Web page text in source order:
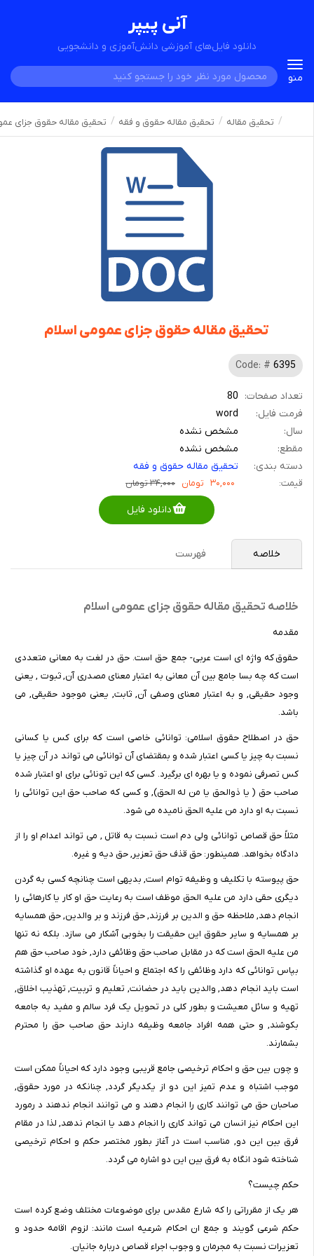
آنی پیپر
دانلود فایل‌های آموزشی دانش‌آموزی و دانشجویی
Toggle
navigation
منو
تحقیق مقاله تحقیق مقاله حقوق و فقه تحقیق مقاله حقوق جزای
تحقیق مقاله حقوق جزای عمومی اسلام
Code: # 6395
تعداد صفحات: 80
فرمت فایل:
word
سال:
مشخص نشده
مقطع:
مشخص نشده
دسته بندی:
تحقیق مقاله حقوق و فقه
قیمت: ۳۰,۰۰۰ تومان ۳۴,۰۰۰ تومان
دانلود فایل
خلاصه فهرست
خلاصه تحقیق مقاله حقوق جزای عمومی اسلام
مقدمه
حقوق که واژه ای است عربی- جمع حق است. حق در لغت به معانی متعددی
است که چه بسا جامع بین آن معانی به اعتبار معنای مصدری آن, ثبوت , یعنی
وجود حقیقی, و به اعتبار معنای وصفی آن, ثابت, یعنی موجود حقیقی, می
باشد.
حق در اصطلاح حقوق اسلامی: توانائی خاصی است که برای کس یا کسانی
نسبت به چیز یا کسی اعتبار شده و بمقتضای آن توانائی می تواند در آن چیز یا
کس تصرفی نموده و یا بهره ای برگیرد. کسی که این تونائی برای او اعتبار شده
صاحب حق ( یا ذوالحق یا من له الحق), و کسی که صاحب حق این توانائی را
نسبت به او دارد من علیه الحق نامیده می شود.
مثلاً حق قصاص توانائی ولی دم است نسبت به قاتل , می تواند اعدام او را از
دادگاه بخواهد. همینطور: حق قذف حق تعزیر, حق دیه و غیره.
حق پیوسته با تکلیف و وظیفه توام است, بدیهی است چنانچه کسی به گردن
دیگری حقی دارد من علیه الحق موظف است به رعایت حق او کار یا کارهائی را
انجام دهد, ملاحظه حق و الدین بر فرزند, حق فرزند و بر والدین, حق همسایه
بر همسایه و سایر حقوق این حقیقت را بخوبی آشکار می سازد. بلکه نه تنها
من علیه الحق است که در مقابل صاحب حق وظائفی دارد, خود صاحب حق هم
بپاس توانائی که دارد وظائفی را که اجتماع و احیاناً قانون به عهده او گذاشته
است باید انجام دهد, والدین باید در حضانت, تعلیم و تربیت, تهذیب اخلاق,
تهیه و سائل معیشت و بطور کلی در تحویل یک فرد سالم و مفید به جامعه
بکوشند, و حتی همه افراد جامعه وظیفه دارند حق صاحب حق را محترم
بشمارند.
و چون بین حق و احکام ترخیصی جامع قریبی وجود دارد که احیاناً ممکن است
موجب اشتباه و عدم تمیز این دو از یکدیگر گردد, چنانکه در مورد حقوق,
صاحبان حق می توانند کاری را انجام دهند و می توانند انجام ندهند د رمورد
این احکام نیز انسان می تواند کاری را انجام دهد یا انجام ندهد, لذا در مقام
فرق بین این دو, مناسب است در آغاز بطور مختصر حکم و احکام ترخیصی
شناخته شود انگاه به فرق بین این دو اشاره می گردد.
حکم چیست؟
هر یک از مقرراتی را که شارع مقدس برای موضوعات مختلف وضع کرده است
حکم شرعی گویند و جمع ان احکام شرعیه است مانند: لزوم اقامه حدود و
تعزیرات نسبت به مجرمان و وجوب اجراء قصاص درباره جانیان.